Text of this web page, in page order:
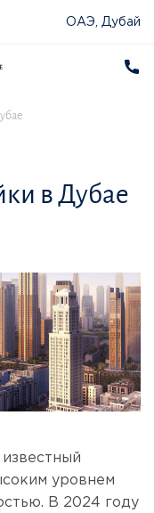
ОАЭ, Дубай
в Дубае
уровнем
В 2024 году